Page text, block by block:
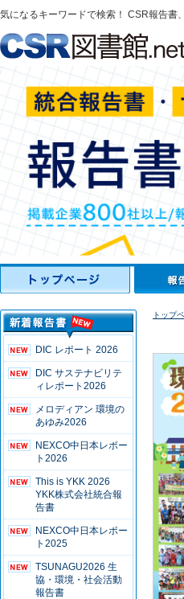
気になるキーワードで検索！ CSR報告書
DIC レポート 2026
DIC サステナビリテ
ィレポート2026
メロディアン 環境の
あゆみ2026
NEXCO中日本レポー
ト2026
This is YKK 2026
YKK株式会社統合報
告書
NEXCO中日本レポー
ト2025
TSUNAGU2026 生
協・環境・社会活動
報告書
トップ